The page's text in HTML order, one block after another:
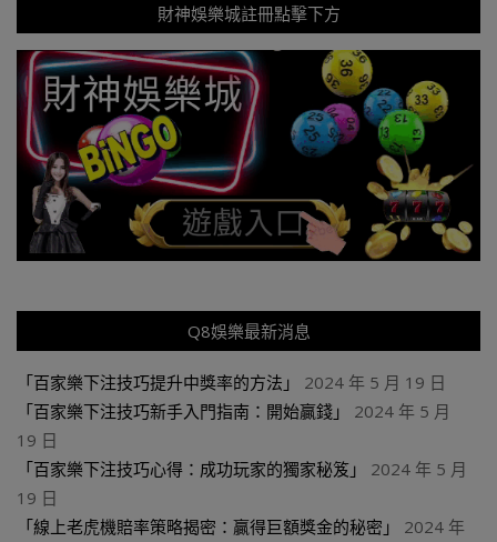
財神娛樂城註冊點擊下方
Q8娛樂最新消息
「百家樂下注技巧提升中獎率的方法」
2024 年 5 月 19 日
「百家樂下注技巧新手入門指南：開始贏錢」
2024 年 5 月
19 日
「百家樂下注技巧心得：成功玩家的獨家秘笈」
2024 年 5 月
19 日
「線上老虎機賠率策略揭密：贏得巨額獎金的秘密」
2024 年